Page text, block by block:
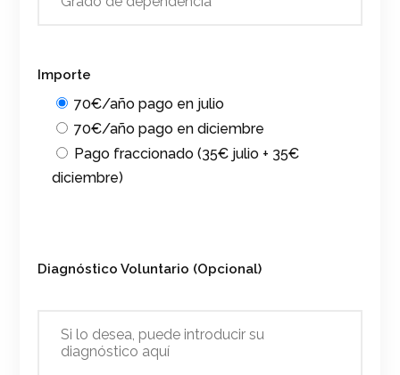
Importe
70€/año pago en julio
70€/año pago en diciembre
Pago fraccionado (35€ julio + 35€
diciembre)
Diagnóstico Voluntario (Opcional)